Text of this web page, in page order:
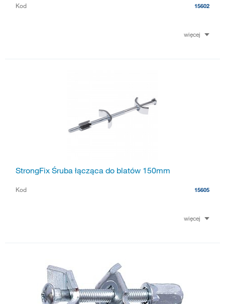
Kod 15602
więcej
StrongFix Śruba łącząca do blatów 150mm
Kod 15605
więcej